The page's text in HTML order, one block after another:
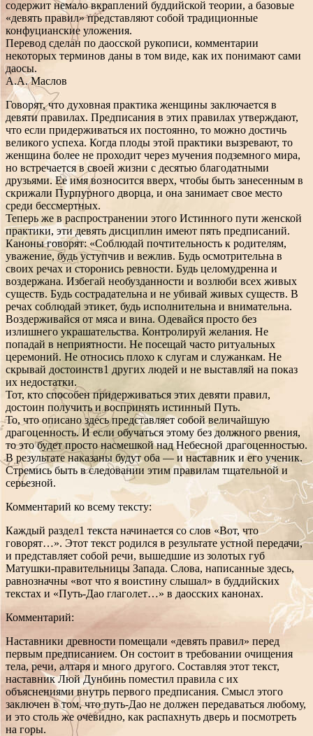
содержит немало вкраплений буддийской теории, а базовые
«девять правил» представляют собой традиционные
конфуцианские уложения.
Перевод сделан по даосской рукописи, комментарии
некоторых терминов даны в том виде, как их понимают сами
даосы.
А.А. Маслов
Говорят, что духовная практика женщины заключается в
девяти правилах. Предписания в этих правилах утверждают,
что если придерживаться их постоянно, то можно достичь
великого успеха. Когда плоды этой практики вызревают, то
женщина более не проходит через мучения подземного мира,
но встречается в своей жизни с десятью благодатными
друзьями. Ее имя возносится вверх, чтобы быть занесенным в
скрижали Пурпурного дворца, и она занимает свое место
среди бессмертных.
Теперь же в распространении этого Истинного пути женской
практики, эти девять дисциплин имеют пять предписаний.
Каноны говорят: «Соблюдай почтительность к родителям,
уважение, будь уступчив и вежлив. Будь осмотрительна в
своих речах и сторонись ревности. Будь целомудренна и
воздержана. Избегай необузданности и возлюби всех живых
существ. Будь сострадательна и не убивай живых существ. В
речах соблюдай этикет, будь исполнительна и внимательна.
Воздерживайся от мяса и вина. Одевайся просто без
излишнего украшательства. Контролируй желания. Не
попадай в неприятности. Не посещай часто ритуальных
церемоний. Не относись плохо к слугам и служанкам. Не
скрывай достоинств1 других людей и не выставляй на показ
их недостатки.
Тот, кто способен придерживаться этих девяти правил,
достоин получить и воспринять истинный Путь.
То, что описано здесь представляет собой величайшую
драгоценность. И если обучаться этому без должного рвения,
то это будет просто насмешкой над Небесной драгоценностью.
В результате наказаны будут оба — и наставник и его ученик.
Стремись быть в следовании этим правилам тщательной и
серьезной.
Комментарий ко всему тексту:
Каждый раздел1 текста начинается со слов «Вот, что
говорят…». Этот текст родился в результате устной передачи,
и представляет собой речи, вышедшие из золотых губ
Матушки-правительницы Запада. Слова, написанные здесь,
равнозначны «вот что я воистину слышал» в буддийских
текстах и «Путь-Дао глаголет…» в даосских канонах.
Комментарий:
Наставники древности помещали «девять правил» перед
первым предписанием. Он состоит в требовании очищения
тела, речи, алтаря и много другого. Составляя этот текст,
наставник Люй Дунбинь поместил правила с их
объяснениями внутрь первого предписания. Смысл этого
заключен в том, что путь-Дао не должен передаваться любому,
и это столь же очевидно, как распахнуть дверь и посмотреть
на горы.